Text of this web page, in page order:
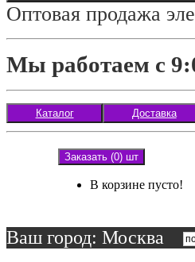
Оптовая продажа
Мы работаем с
Каталог Доставка
Заказать (0) шт
В корзине пусто!
Ваш город: Москва